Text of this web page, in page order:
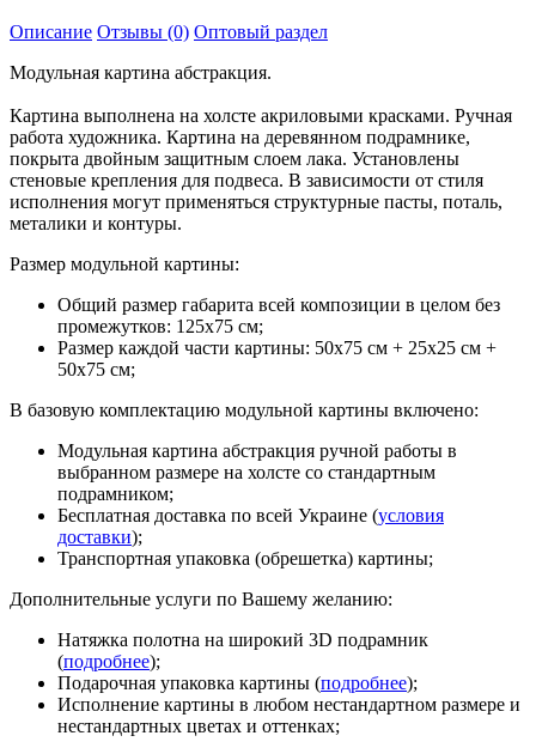
Описание Отзывы (0) Оптовый раздел
Модульная картина абстракция.
Картина выполнена на холсте акриловыми красками. Ручная
работа художника. Картина на деревянном подрамнике,
покрыта двойным защитным слоем лака. Установлены
стеновые крепления для подвеса. В зависимости от стиля
исполнения могут применяться структурные пасты, поталь,
металики и контуры.
Размер модульной картины:
Общий размер габарита всей композиции в целом без
промежутков: 125х75 см;
Размер каждой части картины: 50х75 см + 25х25 см +
50х75 см;
В базовую комплектацию модульной картины включено:
Модульная картина абстракция ручной работы в
выбранном размере на холсте со стандартным
подрамником;
Бесплатная доставка по всей Украине (условия
доставки);
Транспортная упаковка (обрешетка) картины;
Дополнительные услуги по Вашему желанию:
Натяжка полотна на широкий 3D подрамник
(подробнее);
Подарочная упаковка картины (подробнее);
Исполнение картины в любом нестандартном размере и
нестандартных цветах и оттенках;